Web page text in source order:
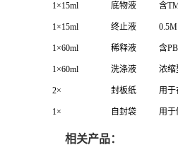
1×15ml 底物液 含
1×15ml 终止液
1×60ml 稀释液 含
1×60ml 洗涤液 浓缩
2× 封板纸 用于
1× 自封袋 用于
相关产品：